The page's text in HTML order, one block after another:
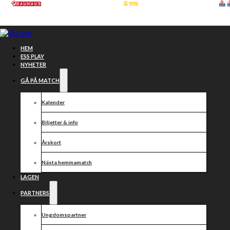
Hoppa till huvudinnehåll
HEM
ESS PLAY
NYHETER
GÅ PÅ MATCH
Kalender
Biljetter & info
Årskort
Nästa hemmamatch
LAGEN
PARTNERS
Ungdomspartner
Bussresa till